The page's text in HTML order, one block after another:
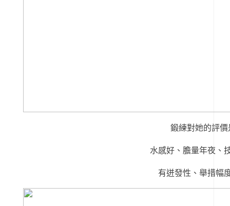
鍛練對她的評價
水感好、膽量年夜、
有迸發性、舉措幅